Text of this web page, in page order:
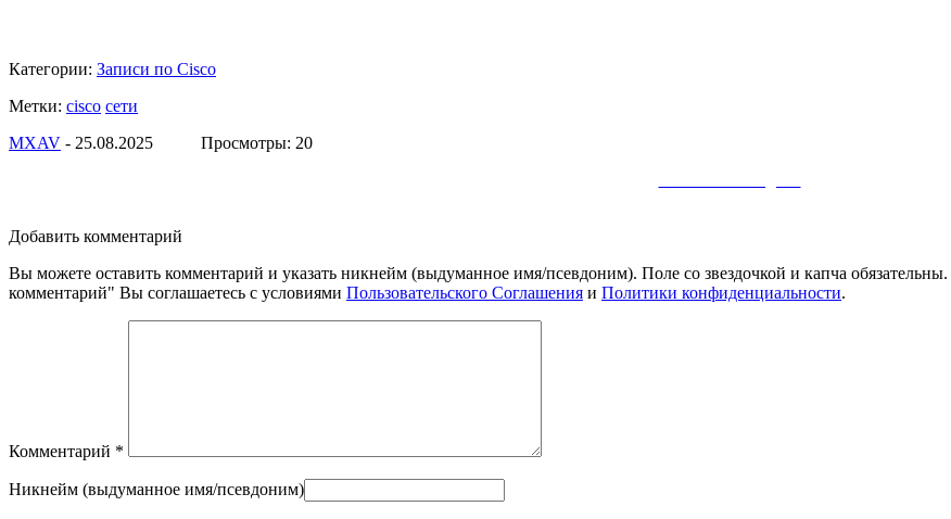
Категории: Записи по Cisco
Метки: cisco сети
МXAV - 25.08.2025 Просмотры: 20
Добавить комментарий
Вы можете оставить комментарий и указать никнейм (выдуманное имя/псевдоним). Поле со звездочкой и капча
комментарий" Вы соглашаетесь с условиями Пользовательского Соглашения и Политики конфиденциальности.
Комментарий *
Никнейм (выдуманное имя/псевдоним)